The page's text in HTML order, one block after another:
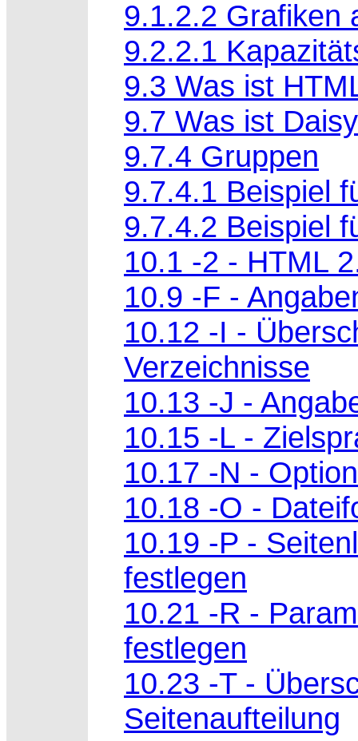
9.1.2.2 Grafiken
9.2.2.1
9.3 Was ist
9.7 Was ist
9.7.4 Gruppen
9.7.4.1 Beispiel
9.7.4.2 Beispiel
10.1 -2 - HTML
10.9 -F -
10.12 -I -
Verzeichnisse
10.13 -J -
10.15 -L -
10.17 -N -
10.18 -O -
10.19 -P -
festlegen
10.21 -R -
festlegen
10.23 -T -
Seitenaufteilung